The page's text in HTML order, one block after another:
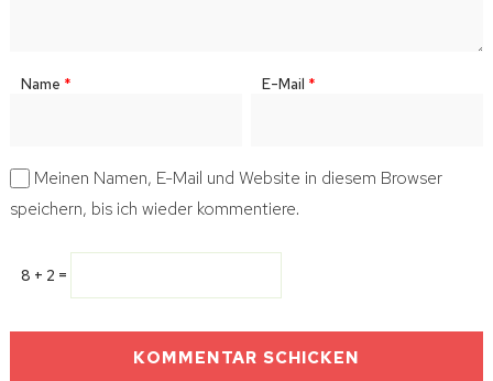
Name * E-Mail *
Meinen Namen, E-Mail und Website in diesem Browser
speichern, bis ich wieder kommentiere.
8 + 2 =